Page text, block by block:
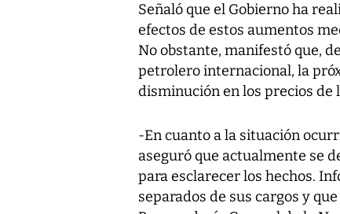
Señaló que el Gobierno ha
efectos de estos aumentos
No obstante, manifestó que,
petrolero internacional, la
disminución en los precios de
-En cuanto a la situación
aseguró que actualmente se
para esclarecer los hechos.
separados de sus cargos y